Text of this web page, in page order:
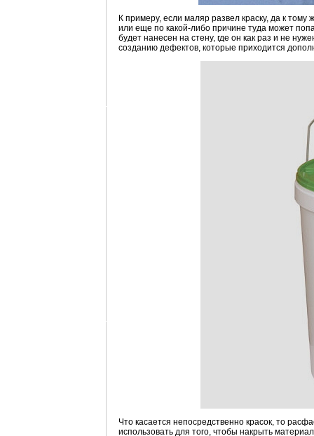
К примеру, если маляр развел краску, да к
или еще по какой-либо причине туда может
будет нанесен на стену, где он как раз и не
созданию дефектов, которые приходится
Что касается непосредственно красок, то
использовать для того, чтобы накрыть